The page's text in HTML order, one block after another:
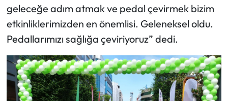
geleceğe adım atmak ve pedal çevirmek bizim
etkinliklerimizden en önemlisi. Geleneksel oldu.
Pedallarımızı sağlığa çeviriyoruz” dedi.